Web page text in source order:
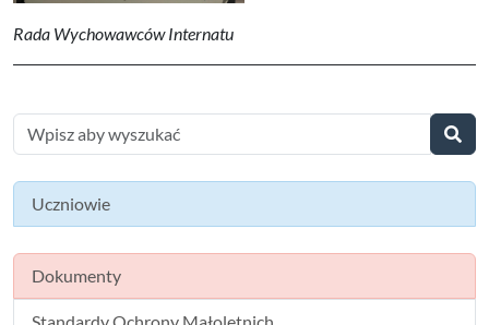
Rada Wychowawców Internatu
Uczniowie
Dokumenty